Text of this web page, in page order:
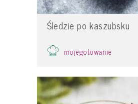
Śledzie po kaszubsku
mojegotowanie